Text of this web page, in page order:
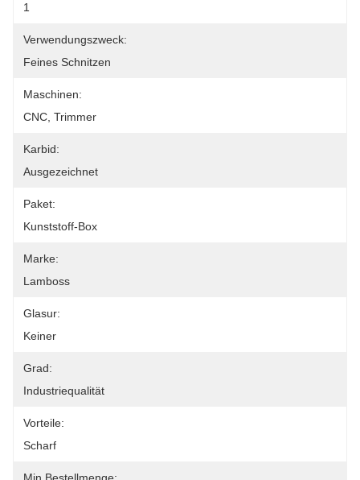
1
Verwendungszweck:
Feines Schnitzen
Maschinen:
CNC, Trimmer
Karbid:
Ausgezeichnet
Paket:
Kunststoff-Box
Marke:
Lamboss
Glasur:
Keiner
Grad:
Industriequalität
Vorteile:
Scharf